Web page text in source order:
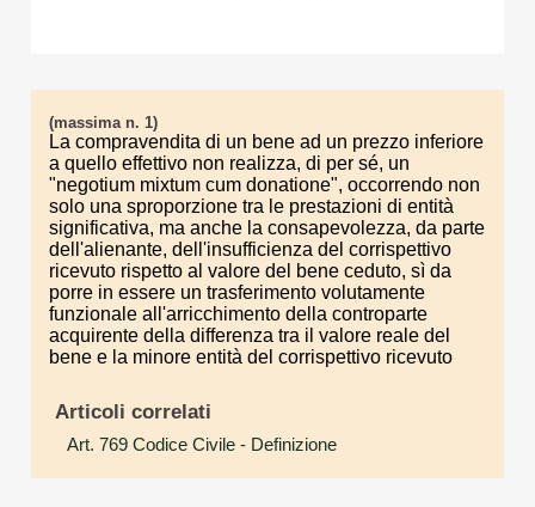
(massima n. 1)
La compravendita di un bene ad un prezzo inferiore
a quello effettivo non realizza, di per sé, un
"negotium mixtum cum donatione", occorrendo non
solo una sproporzione tra le prestazioni di entità
significativa, ma anche la consapevolezza, da parte
dell'alienante, dell'insufficienza del corrispettivo
ricevuto rispetto al valore del bene ceduto, sì da
porre in essere un trasferimento volutamente
funzionale all'arricchimento della controparte
acquirente della differenza tra il valore reale del
bene e la minore entità del corrispettivo ricevuto
Articoli correlati
Art. 769 Codice Civile - Definizione